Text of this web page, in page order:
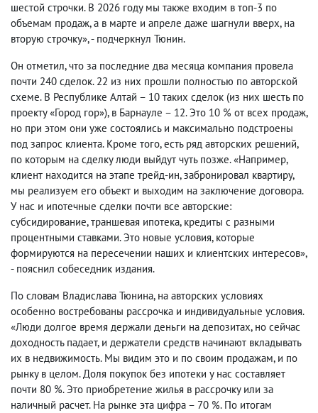
шестой строчки. В 2026 году мы также входим в топ-3 по
объемам продаж, а в марте и апреле даже шагнули вверх, на
вторую строчку», - подчеркнул Тюнин.
Он отметил, что за последние два месяца компания провела
почти 240 сделок. 22 из них прошли полностью по авторской
схеме. В Республике Алтай – 10 таких сделок (из них шесть по
проекту «Город гор»), в Барнауле – 12. Это 10 % от всех продаж,
но при этом они уже состоялись и максимально подстроены
под запрос клиента. Кроме того, есть ряд авторских решений,
по которым на сделку люди выйдут чуть позже. «Например,
клиент находится на этапе трейд-ин, забронировал квартиру,
мы реализуем его объект и выходим на заключение договора.
У нас и ипотечные сделки почти все авторские:
субсидирование, траншевая ипотека, кредиты с разными
процентными ставками. Это новые условия, которые
формируются на пересечении наших и клиентских интересов»,
- пояснил собеседник издания.
По словам Владислава Тюнина, на авторских условиях
особенно востребованы рассрочка и индивидуальные условия.
«Люди долгое время держали деньги на депозитах, но сейчас
доходность падает, и держатели средств начинают вкладывать
их в недвижимость. Мы видим это и по своим продажам, и по
рынку в целом. Доля покупок без ипотеки у нас составляет
почти 80 %. Это приобретение жилья в рассрочку или за
наличный расчет. На рынке эта цифра – 70 %. По итогам